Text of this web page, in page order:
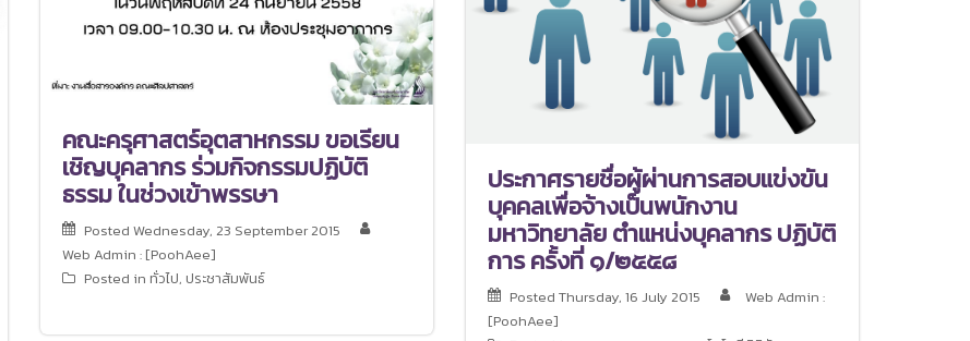
คณะครุศาสตร์อุตสาหกรรม ขอเรียน
เชิญบุคลากร ร่วมกิจกรรมปฏิบัติ
ธรรม ในช่วงเข้าพรรษา
Posted Wednesday, 23 September 2015
Web Admin : [PoohAee]
Posted in ทั่วไป, ประชาสัมพันธ์
ประกาศรายชื่อผู้ผ่านการสอบแข่งขัน
บุคคลเพื่อจ้างเป็นพนักงาน
มหาวิทยาลัย ตำแหน่งบุคลากร ปฏิบัติ
การ ครั้งที่ ๑/๒๕๕๘
Posted Thursday, 16 July 2015
Web Admin :
[PoohAee]